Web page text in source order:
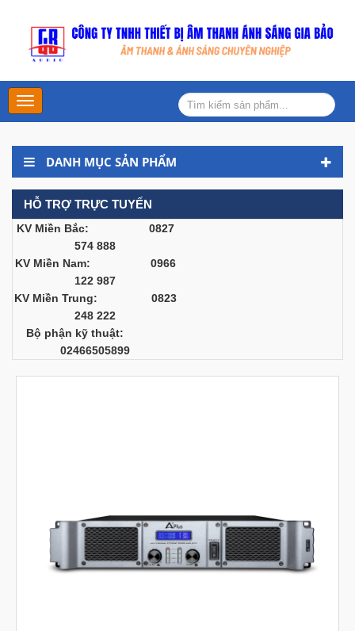
Main
Menu
DANH MỤC SẢN PHẨM
HỖ TRỢ TRỰC TUYẾN
KV Miền Bắc: 0827
574 888
KV Miền Nam: 0966
122 987
KV Miền Trung: 0823
248 222
Bộ phận kỹ thuật:
02466505899